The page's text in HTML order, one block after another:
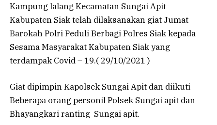
Kampung lalang Kecamatan Sungai Apit
Kabupaten Siak telah dilaksanakan giat Jumat
Barokah Polri Peduli Berbagi Polres Siak kepada
Sesama Masyarakat Kabupaten Siak yang
terdampak Covid – 19.( 29/10/2021 )
Giat dipimpin Kapolsek Sungai Apit dan diikuti
Beberapa orang personil Polsek Sungai apit dan
Bhayangkari ranting Sungai apit.